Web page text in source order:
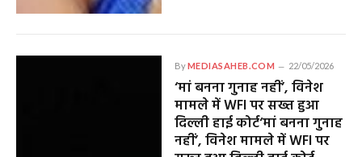
ByMEDIASAHEB.COM 22/05/2026
‘मां बनना गुनाह नहीं’, विनेश
मामले में WFI पर सख्त हुआ
दिल्ली हाई कोर्ट‘मां बनना गुनाह
नहीं’, विनेश मामले में WFI पर